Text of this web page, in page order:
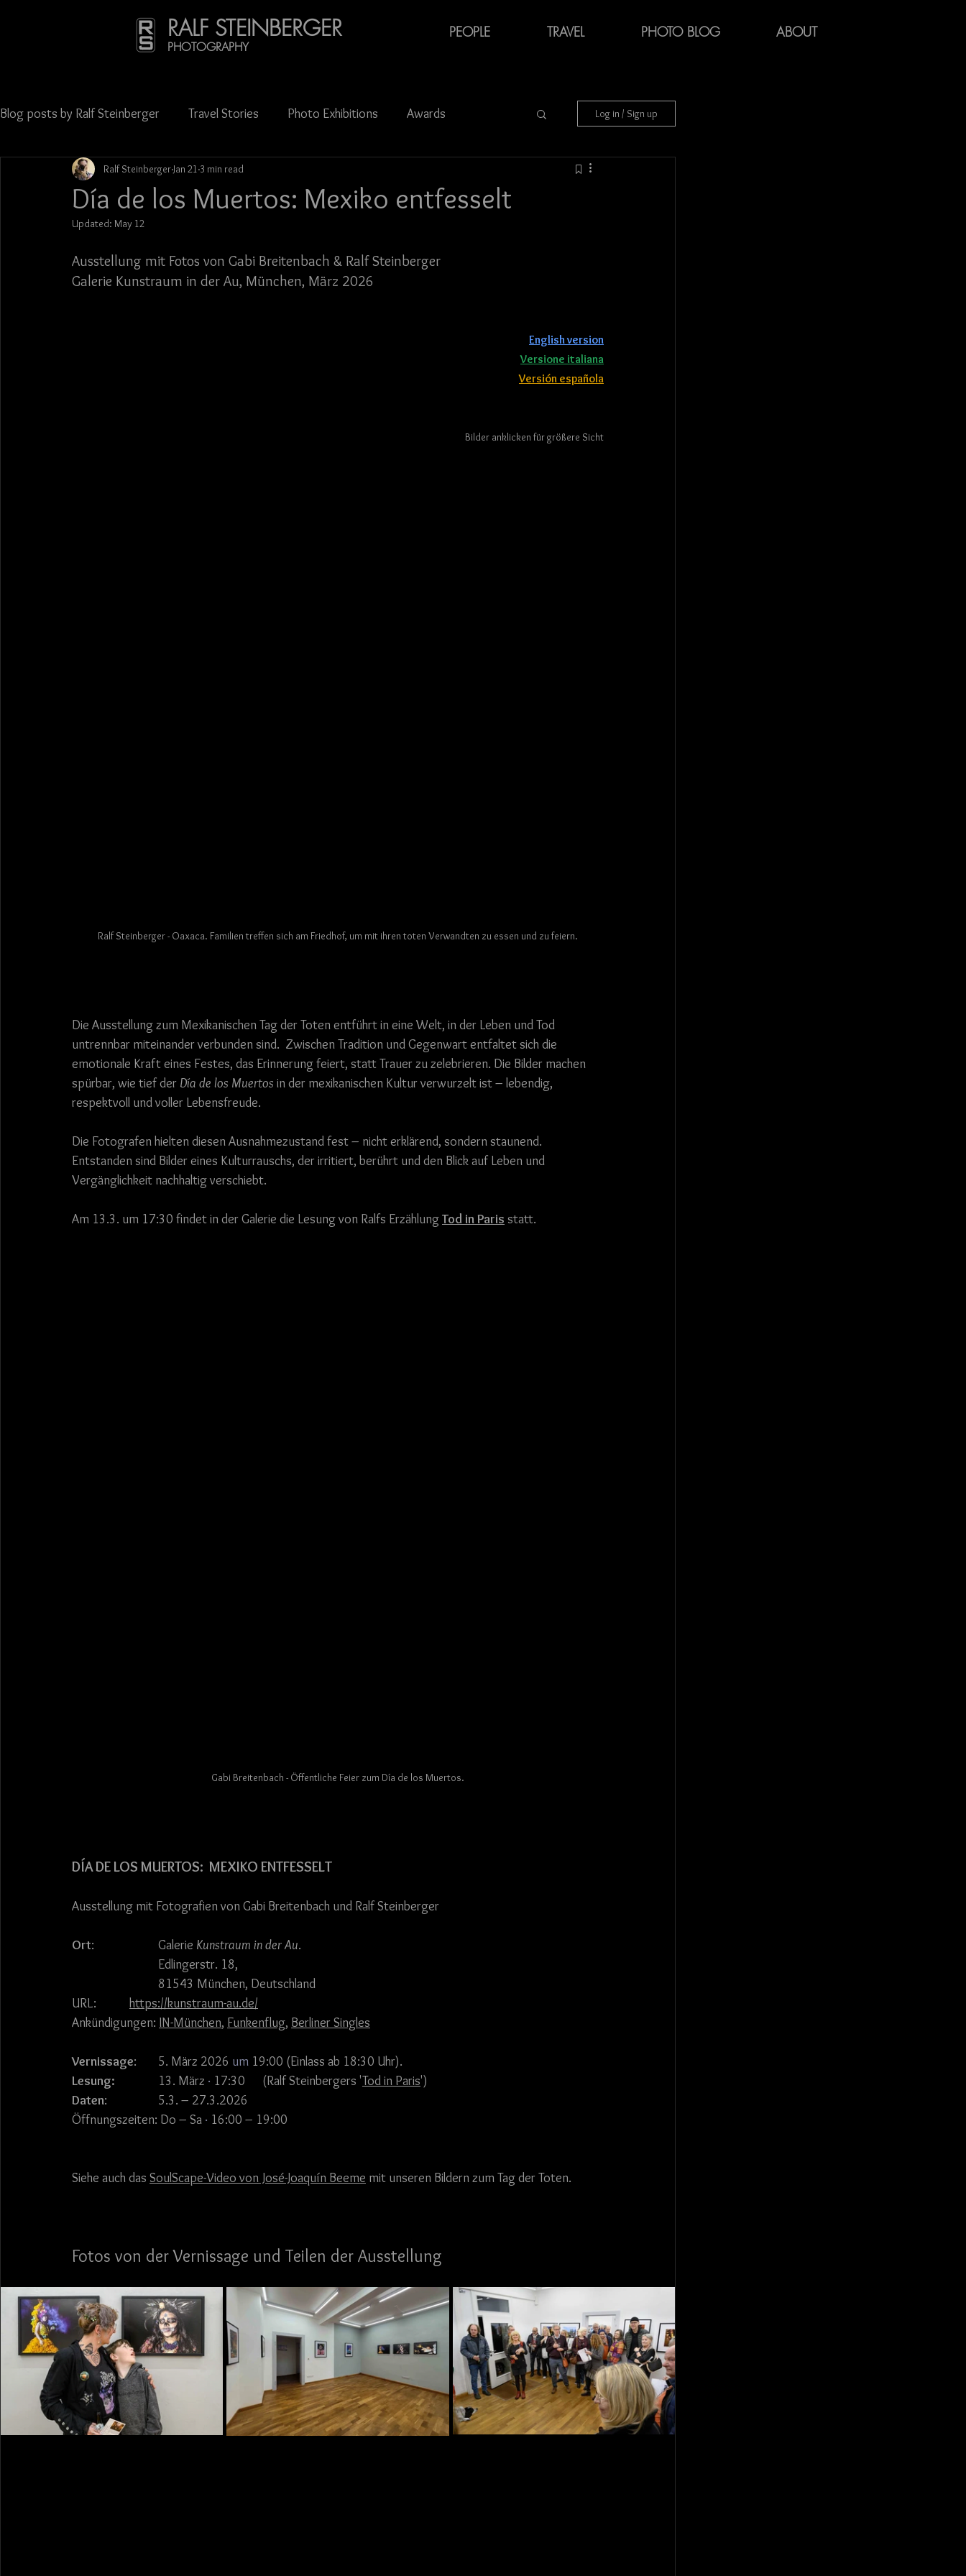
RALF STEINBERGER
PHOTOGRAPHY
PEOPLE TRAVEL PHOTO BLOG ABOUT
Blog posts by Ralf Steinberger Travel Stories Photo Exhibitions Awards
Publications Press & Media Coverage
Oktoberfest Carnival
Georgia (Europe) Latvia Lithuania Mexico München
Log in / Sign up
Día de los Muertos: Mexiko entfesselt
Ralf Steinberger Jan 21 3 min read
Updated: May 12
Ausstellung mit Fotos von Gabi Breitenbach & Ralf Steinberger
Galerie Kunstraum in der Au, München, März 2026
English version
Versione italiana
Versión española
Bilder anklicken für größere Sicht
Ralf Steinberger - Oaxaca. Familien treffen sich am Friedhof, um mit ihren toten Verwandten zu essen und zu feiern.
Die Ausstellung zum Mexikanischen Tag der Toten entführt in eine Welt, in der Leben und Tod
untrennbar miteinander verbunden sind.  Zwischen Tradition und Gegenwart entfaltet sich die
emotionale Kraft eines Festes, das Erinnerung feiert, statt Trauer zu zelebrieren. Die Bilder machen
spürbar, wie tief der Día de los Muertos in der mexikanischen Kultur verwurzelt ist – lebendig,
respektvoll und voller Lebensfreude.
Die Fotografen hielten diesen Ausnahmezustand fest – nicht erklärend, sondern staunend.
Entstanden sind Bilder eines Kulturrauschs, der irritiert, berührt und den Blick auf Leben und
Vergänglichkeit nachhaltig verschiebt.
Am 13.3. um 17:30 findet in der Galerie die Lesung von Ralfs Erzählung Tod in Paris statt.
Gabi Breitenbach - Öffentliche Feier zum Día de los Muertos.
DÍA DE LOS MUERTOS:  MEXIKO ENTFESSELT
Ausstellung mit Fotografien von Gabi Breitenbach und Ralf Steinberger
Ort : 			Galerie Kunstraum in der Au.
Edlingerstr. 18,
81543 München, Deutschland
https://kunstraum-au.de/
Ankündigungen: IN-München, Funkenflug, Berliner Singles
Vernissage : 	5. März 2026 um 19:00 (Einlass ab 18:30 Uhr).
13. März · 17:30 (Ralf Steinbergers 'Tod in Paris')
Daten
: 		5.3. – 27.3.2026
Öffnungszeiten: Do – Sa · 16:00 – 19:00
Siehe auch das SoulScape-Video von José-Joaquín Beeme mit unseren Bildern zum Tag der Toten.
Fotos von der Vernissage und Teilen der Ausstellung